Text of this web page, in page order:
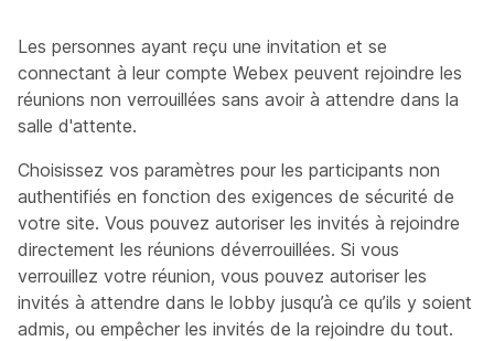
Les personnes ayant reçu une invitation et se
connectant à leur compte Webex peuvent rejoindre les
réunions non verrouillées sans avoir à attendre dans la
salle d'attente.
Choisissez vos paramètres pour les participants non
authentifiés en fonction des exigences de sécurité de
votre site. Vous pouvez autoriser les invités à rejoindre
directement les réunions déverrouillées. Si vous
verrouillez votre réunion, vous pouvez autoriser les
invités à attendre dans le lobby jusqu’à ce qu’ils y soient
admis, ou empêcher les invités de la rejoindre du tout.